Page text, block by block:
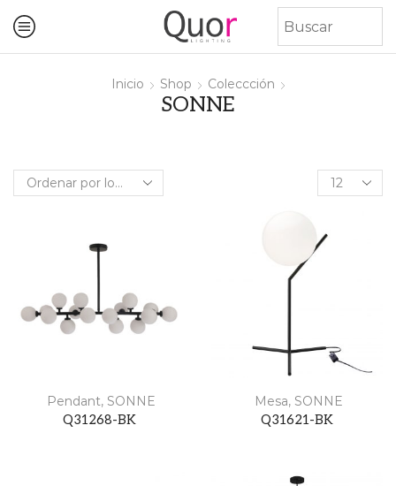
Inicio Shop Coleccción
SONNE
Products
per
Pendant, SONNE
Q31268-BK
Mesa, SONNE
Q31621-BK